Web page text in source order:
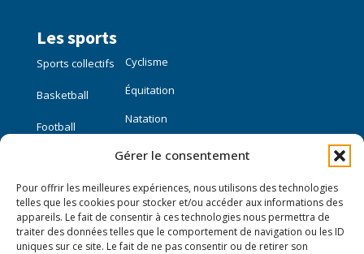
Gérer le consentement
Pour offrir les meilleures expériences, nous utilisons des technologies
telles que les cookies pour stocker et/ou accéder aux informations des
appareils. Le fait de consentir à ces technologies nous permettra de
traiter des données telles que le comportement de navigation ou les ID
uniques sur ce site. Le fait de ne pas consentir ou de retirer son
Les sports
Sports collectifs
Basketball
Football
Sports individuels
Course à pied
Cyclisme
Équitation
Natation
Liens utiles